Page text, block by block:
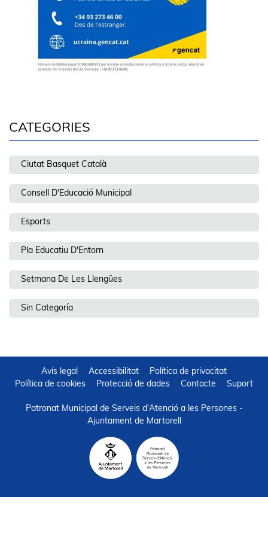
CATEGORIES
Ciutat Basquet Català
Consell D'Educació Municipal
Esports
Pla Educatiu D'Entorn
Setmana De Les Llengües
Sin Categoría
Avís legal Accessibilitat
Política de privacitat
Política de cookies
Protecció de dades Contacte Suport
Patronat Municipal de Serveis d'Atenció a les Persones -
Ajuntament de Martorell